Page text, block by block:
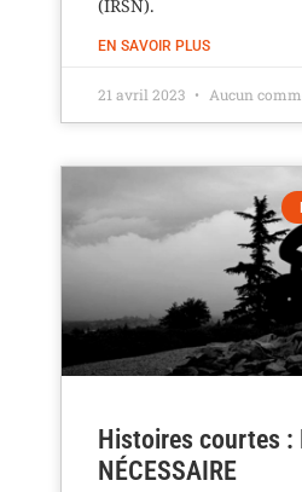
(IRSN).
EN SAVOIR PLUS
21 avril 2023 Aucun
Histoires courtes :
NÉCESSAIRE